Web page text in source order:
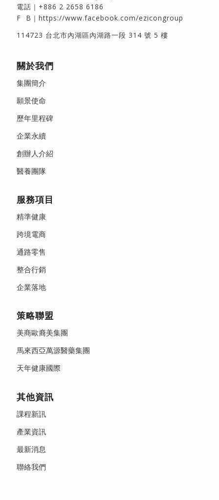
電話｜ +886 2 2658 6186
F B｜ https://www.facebook.com/ezicongroup
114723 台北市內湖區內湖路一段 314 號 5 樓
關於我們
集團簡介
願景使命
歷年里程碑
企業永續
創辦人介紹
醫養團隊
服務項目
精準健康
跨境電商
通路零售
整合行銷
企業落地
策略聯盟
美商歐裔美集團
馬來西亞萬源醫藥集團
天年健康國際
其他資訊
課程新訊
產業資訊
最新消息
聯絡我們